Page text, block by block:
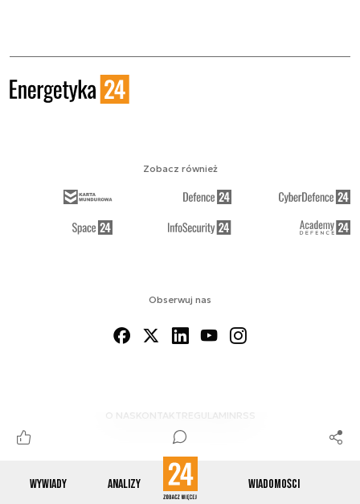
Wywiady Analizy Wiadomości
Obserwuj nas
O NAS KONTAKTREGULAMINRSS
Zobacz również
© 2012-2026 ENERGETYKA24